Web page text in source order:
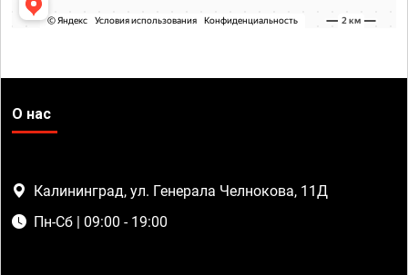
О нас
Калининград, ул. Генерала Челнокова, 11Д
Пн-Сб | 09:00 - 19:00